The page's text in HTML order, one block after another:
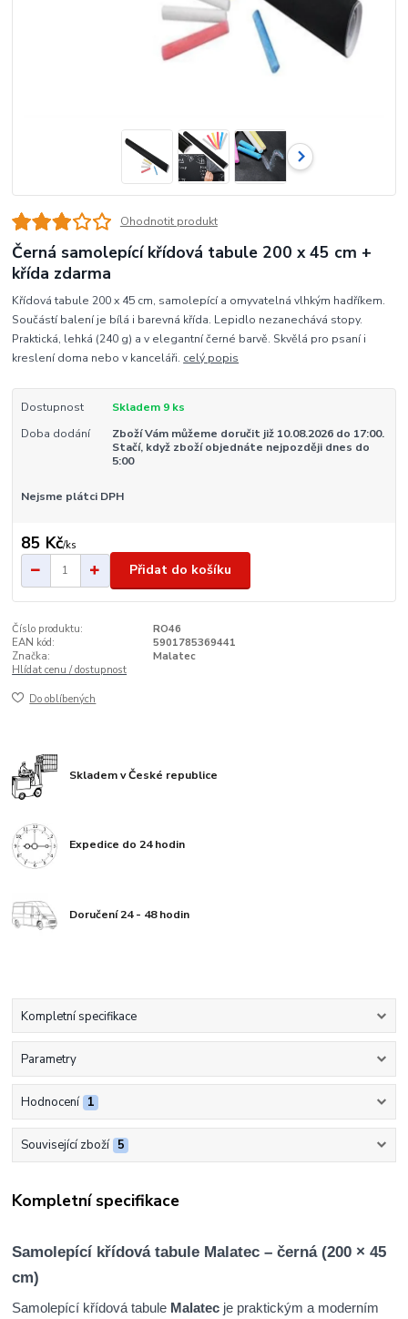
Ohodnotit produkt
Černá samolepící křídová tabule 200 x 45 cm +
křída zdarma
Křídová tabule 200 x 45 cm, samolepící a omyvatelná vlhkým hadříkem.
Součástí balení je bílá i barevná křída. Lepidlo nezanechává stopy.
Praktická, lehká (240 g) a v elegantní černé barvě. Skvělá pro psaní i
kreslení doma nebo v kanceláři. celý popis
Dostupnost
Skladem 9 ks
Doba dodání
Zboží Vám můžeme doručit již 10.08.2026 do 17:00.
Stačí, když zboží objednáte nejpozději dnes do
5:00
Nejsme plátci DPH
85 Kč/ks
Přidat do košíku
Číslo produktu:
RO46
EAN kód:
5901785369441
Značka:
Malatec
Hlídat cenu / dostupnost
Do oblíbených
Skladem v České republice
Expedice do 24 hodin
Doručení 24 - 48 hodin
Kompletní specifikace
Parametry
Hodnocení 1
Související zboží 5
Kompletní specifikace
Samolepící křídová tabule Malatec – černá (200 × 45
cm)
Samolepící křídová tabule Malatec je praktickým a moderním